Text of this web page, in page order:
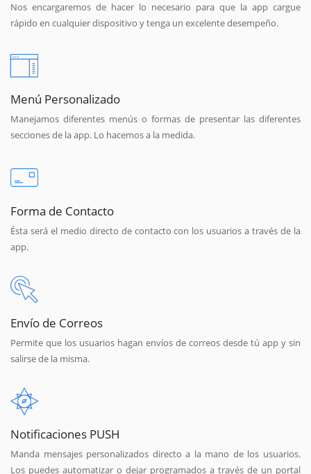
Nos encargaremos de hacer lo necesario para que la app cargue
rápido en cualquier dispositivo y tenga un excelente desempeño.
Menú Personalizado
Manejamos diferentes menús o formas de presentar las diferentes
secciones de la app. Lo hacemos a la medida.
Forma de Contacto
Ésta será el medio directo de contacto con los usuarios a través de la
app.
Envío de Correos
Permite que los usuarios hagan envíos de correos desde tú app y sin
salirse de la misma.
Notificaciones PUSH
Manda mensajes personalizados directo a la mano de los usuarios.
Los puedes automatizar o dejar programados a través de un portal